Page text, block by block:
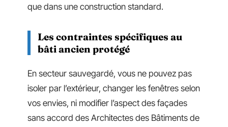
que dans une construction standard.
Les contraintes spécifiques au
bâti ancien protégé
En secteur sauvegardé, vous ne pouvez pas
isoler par l’extérieur, changer les fenêtres selon
vos envies, ni modifier l’aspect des façades
sans accord des Architectes des Bâtiments de